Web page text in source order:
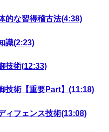
的な習得稽古法(4:38)
識(2:23)
技術(12:33)
技術【重要Part】(11:18)
ィフェンス技術(13:08)